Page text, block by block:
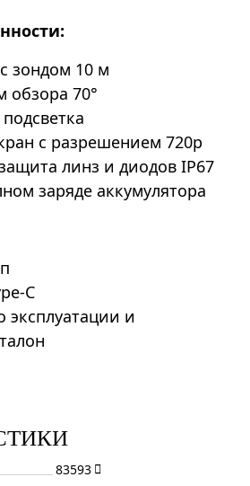
зондом 10 м
обзора 70°
с разрешением 720p
линз и диодов IP67
заряде аккумулятора
C
эксплуатации и
83593